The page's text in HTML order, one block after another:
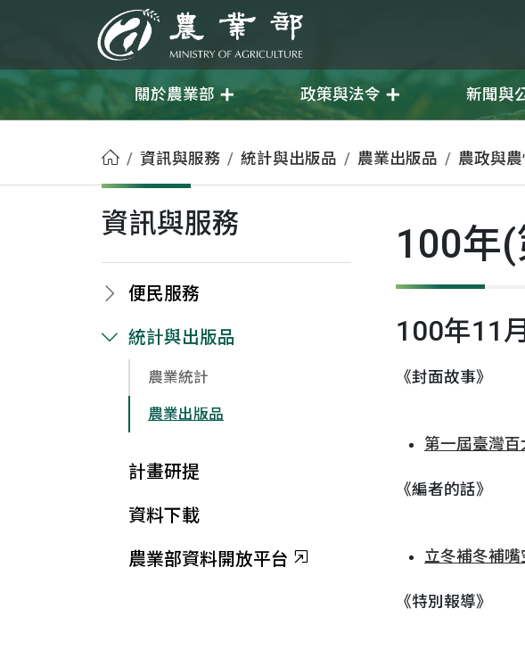
農業部
關於農業部 政策與法令 新聞與
首頁資訊與服務 統計與出版品 農業出版品 農政與農
資訊與服務
便民服務
統計與出版品
農業統計
農業出版品
計畫研提
資料下載
農業部資料開放平台
100年
100年11
《封面故事》
第一屆臺灣
《編者的話》
立冬補冬補嘴
《特別報導》